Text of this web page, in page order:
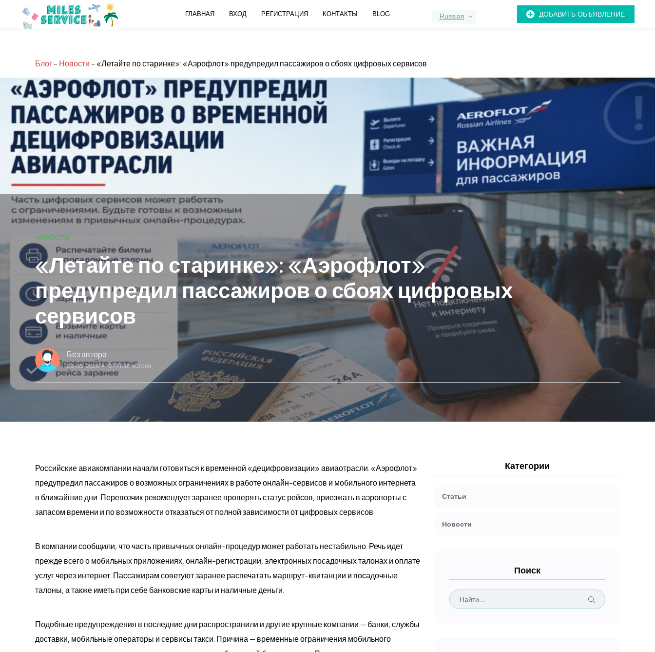
ГЛАВНАЯ ВХОД РЕГИСТРАЦИЯ КОНТАКТЫ BLOG Russian ДОБАВИТЬ ОБЪЯВЛЕНИЕ
Блог- Новости -«Летайте по старинке»: «Аэрофлот» предупредил пассажиров о сбоях цифровых сервисов
НОВОСТИ
«Летайте по старинке»: «Аэрофлот»
предупредил пассажиров о сбоях цифровых
сервисов
Без автора
08-05-2026 104 Просмотров
Российские авиакомпании начали готовиться к временной «децифровизации» авиаотрасли. «Аэрофлот»
предупредил пассажиров о возможных ограничениях в работе онлайн-сервисов и мобильного интернета
в ближайшие дни. Перевозчик рекомендует заранее проверять статус рейсов, приезжать в аэропорты с
запасом времени и по возможности отказаться от полной зависимости от цифровых сервисов.
В компании сообщили, что часть привычных онлайн-процедур может работать нестабильно. Речь идет
прежде всего о мобильных приложениях, онлайн-регистрации, электронных посадочных талонах и оплате
услуг через интернет. Пассажирам советуют заранее распечатать маршрут-квитанции и посадочные
талоны, а также иметь при себе банковские карты и наличные деньги.
Подобные предупреждения в последние дни распространили и другие крупные компании — банки, службы
доставки, мобильные операторы и сервисы такси. Причина — временные ограничения мобильного
Категории
Статьи
Новости
Поиск